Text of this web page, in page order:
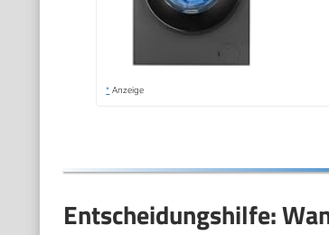
* Anzeige
Entscheidungshilfe: